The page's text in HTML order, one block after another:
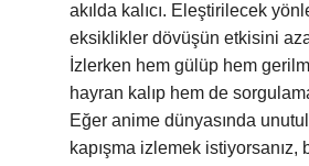
akılda kalıcı. Eleştirilecek
eksiklikler dövüşün etkisini
İzlerken hem gülüp hem
hayran kalıp hem de
Eğer anime dünyasında
kapışma izlemek istiyorsanız,